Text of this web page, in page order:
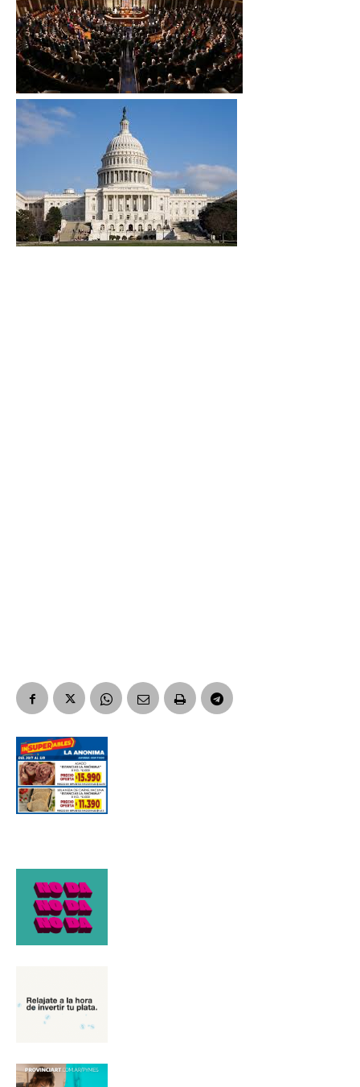
Dirección de correo electrónico*
Nombre
Número de teléfono